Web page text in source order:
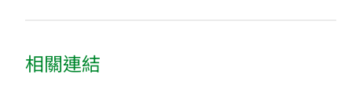
相關連結